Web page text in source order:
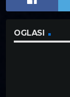
OGLASI